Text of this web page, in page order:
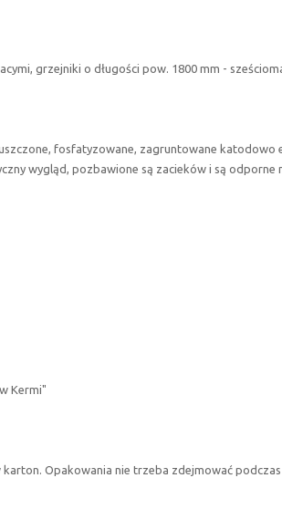
grzejniki o długości pow. 1800 mm -
fosfatyzowane, zagruntowane
wygląd, pozbawione są zacieków i są odporne
Kermi"
Opakowania nie trzeba zdejmować